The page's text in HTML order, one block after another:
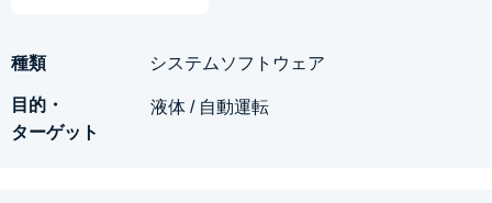
システムソフトウェア
液体 / 自動運転